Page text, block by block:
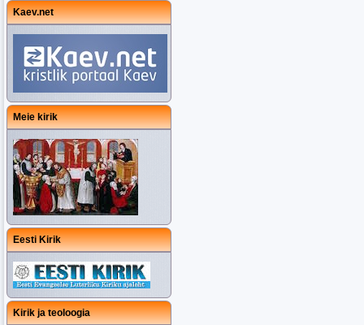
Kaev.net
Meie kirik
Eesti Kirik
Kirik ja teoloogia